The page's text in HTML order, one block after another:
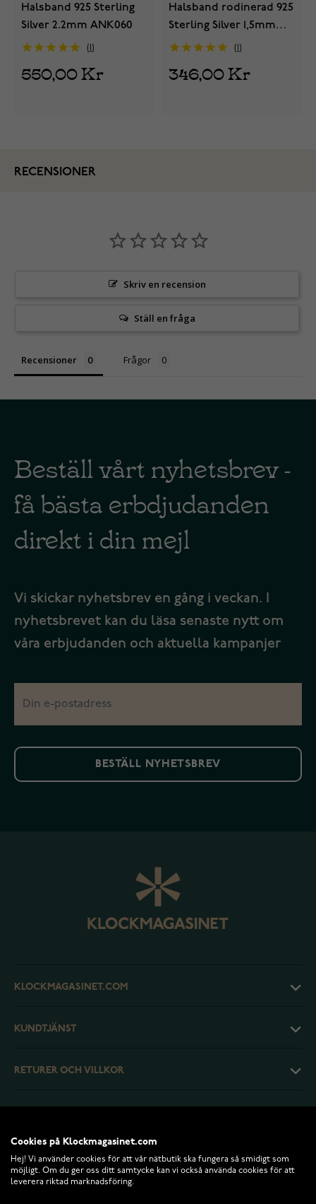
Halsband 925 Sterling
Silver 2.2mm ANK060
550,00 Kr
Halsband rodinerad 925
Sterling Silver 1,5mm
R/ANK040
346,00 Kr
RECENSIONER
Skriv en recension
Ställ en fråga
Recensioner Frågor
Beställ vårt nyhetsbrev -
få bästa erbdjudanden
direkt i din mejl
Vi skickar nyhetsbrev en gång i veckan. I
nyhetsbrevet kan du läsa senaste nytt om
våra erbjudanden och aktuella kampanjer
BESTÄLL NYHETSBREV
KLOCKMAGASINET.COM
KUNDTJÄNST
RETURER OCH VILLKOR
Cookies på Klockmagasinet.com
Hej! Vi använder cookies för att vår nätbutik ska fungera så smidigt som
möjligt. Om du ger oss ditt samtycke kan vi också använda cookies för att
leverera riktad marknadsföring.